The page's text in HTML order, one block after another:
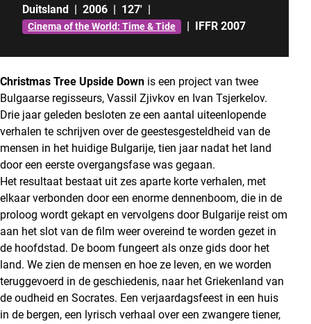
Duitsland | 2006 | 127' |
Cinema of the World: Time & Tide | IFFR 2007
Christmas Tree Upside Down is een project van twee
Bulgaarse regisseurs, Vassil Zjivkov en Ivan Tsjerkelov.
Drie jaar geleden besloten ze een aantal uiteenlopende
verhalen te schrijven over de geestesgesteldheid van de
mensen in het huidige Bulgarije, tien jaar nadat het land
door een eerste overgangsfase was gegaan.
Het resultaat bestaat uit zes aparte korte verhalen, met
elkaar verbonden door een enorme dennenboom, die in de
proloog wordt gekapt en vervolgens door Bulgarije reist om
aan het slot van de film weer overeind te worden gezet in
de hoofdstad. De boom fungeert als onze gids door het
land. We zien de mensen en hoe ze leven, en we worden
teruggevoerd in de geschiedenis, naar het Griekenland van
de oudheid en Socrates. Een verjaardagsfeest in een huis
in de bergen, een lyrisch verhaal over een zwangere tiener,